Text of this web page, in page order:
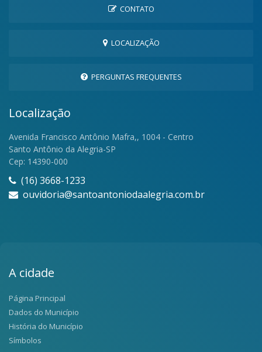
CONTATO
LOCALIZAÇÃO
PERGUNTAS FREQUENTES
Localização
Avenida Francisco Antônio Mafra,, 1004 - Centro
Santo Antônio da Alegria-SP
Cep: 14390-000
(16) 3668-1233
ouvidoria@santoantoniodaalegria.com.br
A cidade
Página Principal
Dados do Município
História do Município
Símbolos